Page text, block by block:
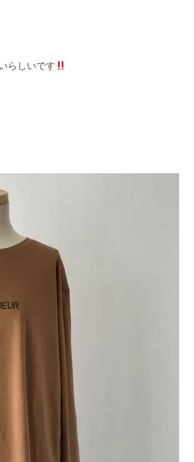
らしいです